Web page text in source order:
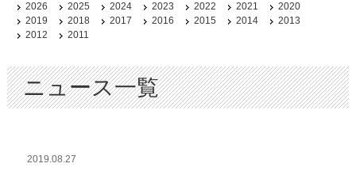
ニュース一覧
2019.08.27
2026 2025 2024 2023 2022 2021
2020
2019
2018 2017 2016 2015 2014
2013
2012
2011